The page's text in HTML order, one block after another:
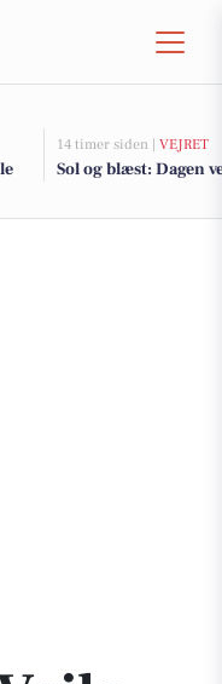
14 timer siden | VEJRET
Sol og blæst: Dagen
og landskamp på